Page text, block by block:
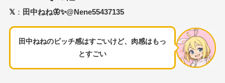
𝕏 ： 田中ねね🦋✨@Nene55437135
田中ねねのビッチ感はすごいけど、肉感はもっ
とすごい